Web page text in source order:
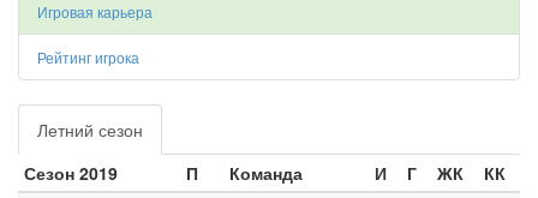
Игровая карьера
Рейтинг игрока
Летний сезон
Сезон 2019
П Команда И Г ЖК
КК